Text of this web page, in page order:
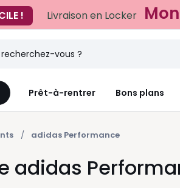
Prêt-à-rentrer Bons plans
adidas Performance
adidas